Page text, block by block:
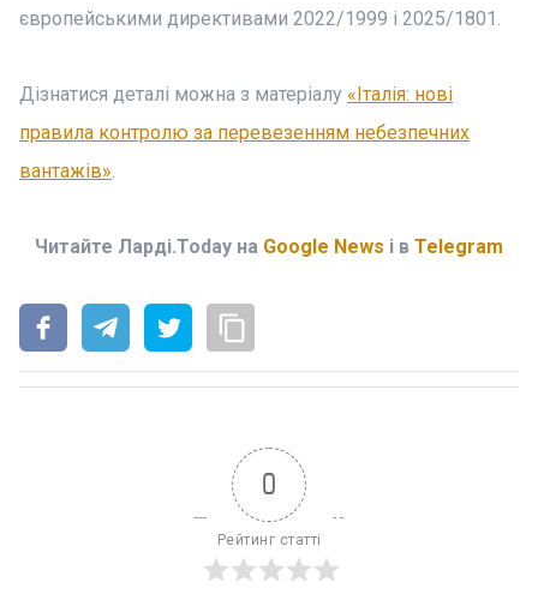
європейськими директивами 2022/1999 і 2025/1801.
Дізнатися деталі можна з матеріалу «Італія: нові
правила контролю за перевезенням небезпечних
вантажів».
Читайте Ларді.Today на Google News і в Telegram
0
Рейтинг статті